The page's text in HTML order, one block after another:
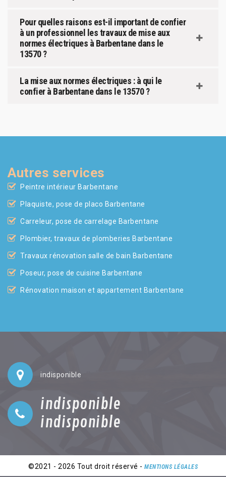
Pour quelles raisons est-il important de confier
à un professionnel les travaux de mise aux
normes électriques à Barbentane dans le
13570 ?
La mise aux normes électriques : à qui le
confier à Barbentane dans le 13570 ?
Autres services
Peintre intérieur Barbentane
Plaquiste, pose de placo Barbentane
Carreleur, pose de carrelage Barbentane
Plombier, travaux de plomberies Barbentane
Travaux rénovation salle de bain Barbentane
Poseur, pose de cuisine Barbentane
Rénovation maison et appartement Barbentane
indisponible
indisponible
indisponible
©2021 - 2026 Tout droit réservé - MENTIONS LÉGALES